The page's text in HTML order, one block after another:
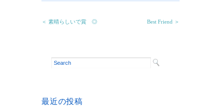
＜ 素晴らしいで賞 ◎ Best Friend ＞
最近の投稿